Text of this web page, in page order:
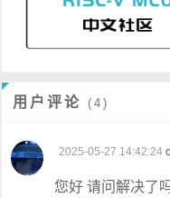
用户评论 (4)
2025-05-27 14:42:24
您好 请问解决了